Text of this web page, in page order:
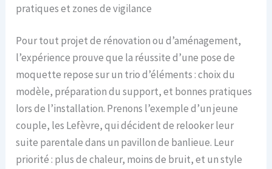
pratiques et zones de vigilance
Pour tout projet de rénovation ou d’aménagement,
l’expérience prouve que la réussite d’une pose de
moquette repose sur un trio d’éléments : choix du
modèle, préparation du support, et bonnes pratiques
lors de l’installation. Prenons l’exemple d’un jeune
couple, les Lefèvre, qui décident de relooker leur
suite parentale dans un pavillon de banlieue. Leur
priorité : plus de chaleur, moins de bruit, et un style